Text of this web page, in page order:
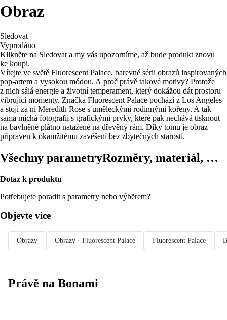
Obraz
Sledovat
Vyprodáno
Klikněte na Sledovat a my vás upozorníme, až bude produkt znovu
ke koupi.
Vítejte ve světě Fluorescent Palace, barevné sérii obrazů inspirovaných
pop-artem a vysokou módou. A proč právě takové motivy? Protože
z nich sálá energie a životní temperament, který dokážou dát prostoru
vibrující momenty. Značka Fluorescent Palace pochází z Los Angeles
a stojí za ní Meredith Rose s uměleckými rodinnými kořeny. A tak
sama míchá fotografii s grafickými prvky, které pak nechává tisknout
na bavlněné plátno natažené na dřevěný rám. Díky tomu je obraz
připraven k okamžitému zavěšení bez zbytečných starostí.
Všechny parametryRozměry, materiál, …
Dotaz k produktu
Potřebujete poradit s parametry nebo výběrem?
Objevte více
Obrazy Obrazy · Fluorescent Palace Fluorescent Palace
Právě na Bonami